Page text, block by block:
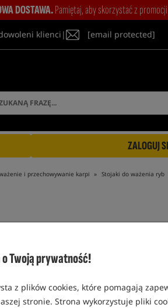
o Twoją prywatność!
z plików cookies, które pomagają
stronie. Strona wykorzystuje pliki
DOSTAWA.Pamiętaj, aby skorzystać z promocji
klienci | [email protected]
ZALOGUJ
i przechowywanie karpi Stojaki do ważenia ryb